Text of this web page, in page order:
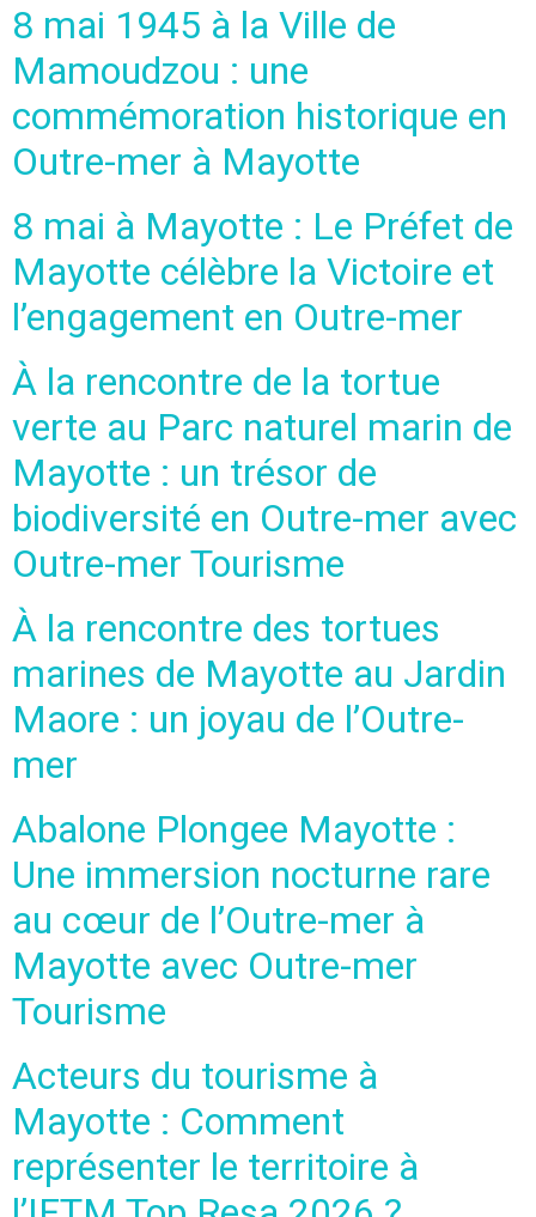
8 mai 1945 à la Ville de
Mamoudzou : une
commémoration historique en
Outre-mer à Mayotte
8 mai à Mayotte : Le Préfet de
Mayotte célèbre la Victoire et
l’engagement en Outre-mer
À la rencontre de la tortue
verte au Parc naturel marin de
Mayotte : un trésor de
biodiversité en Outre-mer avec
Outre-mer Tourisme
À la rencontre des tortues
marines de Mayotte au Jardin
Maore : un joyau de l’Outre-
mer
Abalone Plongee Mayotte :
Une immersion nocturne rare
au cœur de l’Outre-mer à
Mayotte avec Outre-mer
Tourisme
Acteurs du tourisme à
Mayotte : Comment
représenter le territoire à